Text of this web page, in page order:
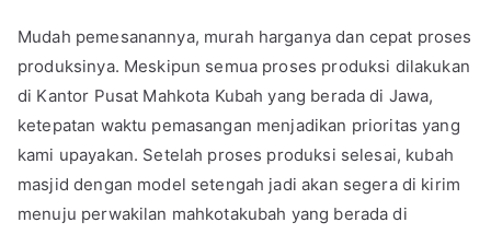
Mudah pemesanannya, murah harganya dan cepat proses
produksinya. Meskipun semua proses produksi dilakukan
di Kantor Pusat Mahkota Kubah yang berada di Jawa,
ketepatan waktu pemasangan menjadikan prioritas yang
kami upayakan. Setelah proses produksi selesai, kubah
masjid dengan model setengah jadi akan segera di kirim
menuju perwakilan mahkotakubah yang berada di